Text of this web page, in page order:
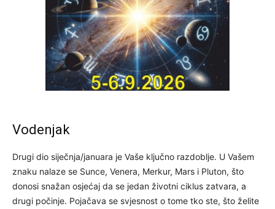
Vodenjak
Drugi dio siječnja/januara je Vaše ključno razdoblje. U Vašem
znaku nalaze se Sunce, Venera, Merkur, Mars i Pluton, što
donosi snažan osjećaj da se jedan životni ciklus zatvara, a
drugi počinje. Pojačava se svjesnost o tome tko ste, što želite